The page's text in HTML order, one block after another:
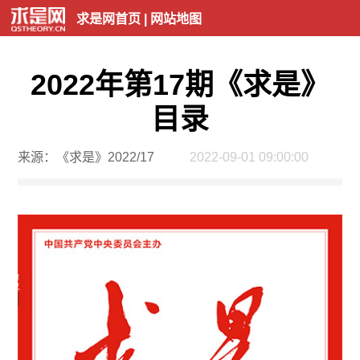
求是网首页| 网站地图
2022年第17期《求是》
目录
来源：《求是》2022/17 2022-09-01 09:00:00